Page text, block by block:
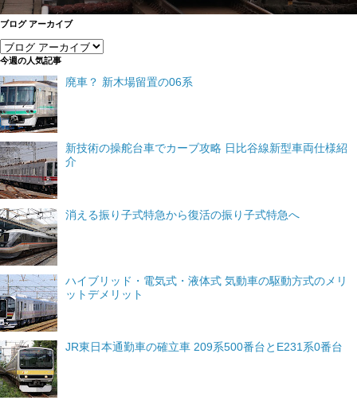
ブログ アーカイブ
今週の人気記事
廃車？ 新木場留置の06系
新技術の操舵台車でカーブ攻略 日比谷線新型車両仕様紹
介
消える振り子式特急から復活の振り子式特急へ
ハイブリッド・電気式・液体式 気動車の駆動方式のメリ
ットデメリット
JR東日本通勤車の確立車 209系500番台とE231系0番台